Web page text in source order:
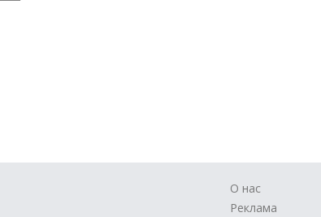
О нас
Реклама